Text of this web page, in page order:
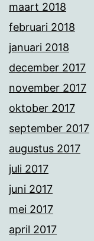
maart 2018
februari 2018
januari 2018
december 2017
november 2017
oktober 2017
september 2017
augustus 2017
juli 2017
juni 2017
mei 2017
april 2017